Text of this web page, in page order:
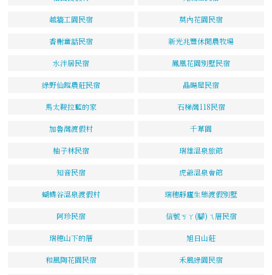
越牆工園民宿 莫內花園民宿
香榭童話民宿 新光兆豐休閒農牧場
水泮居民宿 鳳凰花園別墅民宿
綠野仙蹤農莊民宿 晶暘屋民宿
馬太鞍拉藍的家 石梯灣118民宿
加魯灣渡假村 千草園
柚子林民宿 瑞雄溫泉旅館
知音民宿 虎爺溫泉會館
蝴蝶谷溫泉渡假村 瑞穗靜廬生態渡假別墅
阿珍民宿 信號ㄎㄚ(腳)ㄟ厝民宿
瑞穗山下的厝 旭日山莊
和風陶花園民宿 禾風綠園民宿